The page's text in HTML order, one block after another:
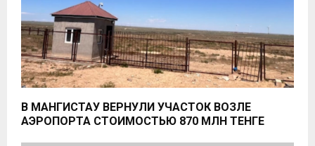
В МАНГИСТАУ ВЕРНУЛИ УЧАСТОК ВОЗЛЕ
АЭРОПОРТА СТОИМОСТЬЮ 870 МЛН ТЕНГЕ